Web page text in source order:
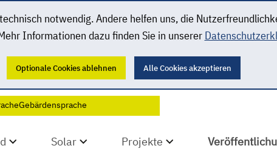
notwendig. Andere helfen uns, die
Informationen dazu finden Sie in unserer
Optionale Cookies ablehnen Alle Cookies akzeptieren
Gebärdensprache
Solar Projekte